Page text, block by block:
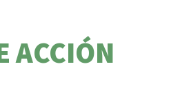
ACCIÓN